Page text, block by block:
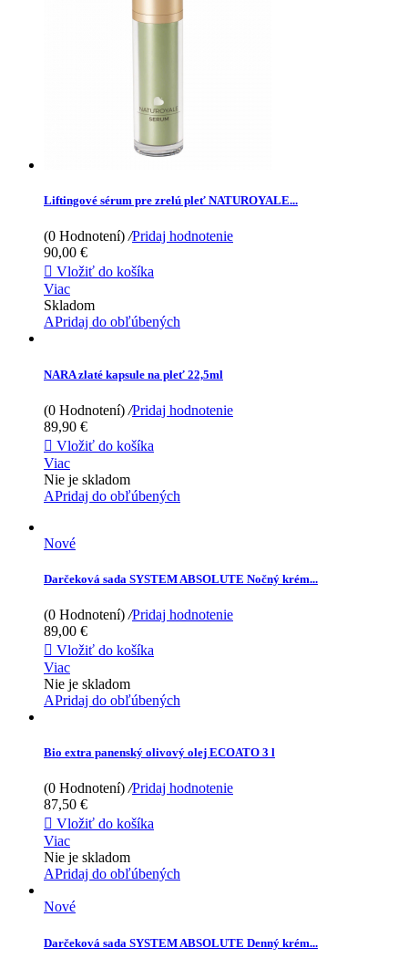
Liftingové sérum pre zrelú pleť NATUROYALE...
(0 Hodnotení) /Pridaj hodnotenie
90,00 €
 Vložiť do košíka
Viac
Skladom
APridaj do obľúbených
NARA zlaté kapsule na pleť 22,5ml
(0 Hodnotení) /Pridaj hodnotenie
89,90 €
 Vložiť do košíka
Viac
Nie je skladom
APridaj do obľúbených
Nové
Darčeková sada SYSTEM ABSOLUTE Nočný krém...
(0 Hodnotení) /Pridaj hodnotenie
89,00 €
 Vložiť do košíka
Viac
Nie je skladom
APridaj do obľúbených
Bio extra panenský olivový olej ECOATO 3 l
(0 Hodnotení) /Pridaj hodnotenie
87,50 €
 Vložiť do košíka
Viac
Nie je skladom
APridaj do obľúbených
Nové
Darčeková sada SYSTEM ABSOLUTE Denný krém...